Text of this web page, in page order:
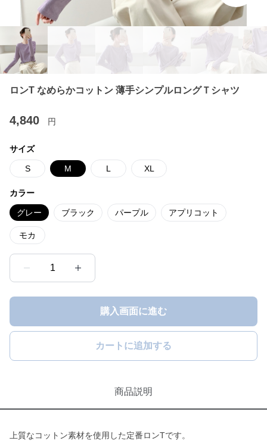
ロンT なめらかコットン 薄手シンプルロングＴシャツ
4,840 円
サイズ
S M L XL
カラー
グレー ブラック パープル アプリコット
モカ
1
購入画面に進む
カートに追加する
商品説明
上質なコットン素材を使用した定番ロンTです。